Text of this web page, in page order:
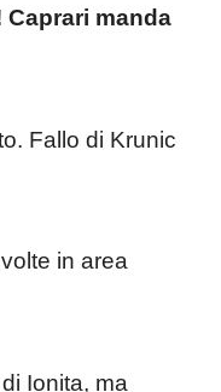
Caprari manda
Fallo di Krunic
in area
Ionita, ma